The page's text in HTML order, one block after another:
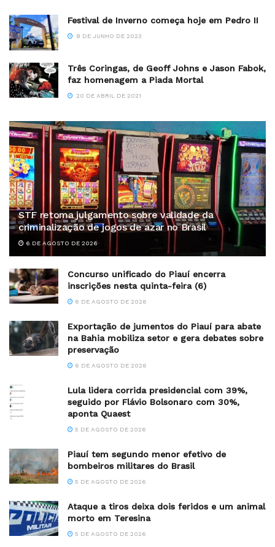
Festival de Inverno começa hoje em Pedro II
8 DE JUNHO DE 2023
Três Coringas, de Geoff Johns e Jason Fabok,
faz homenagem a Piada Mortal
20 DE ABRIL DE 2021
STF retoma julgamento sobre validade da
criminalização de jogos de azar no Brasil
6 DE AGOSTO DE 2026
Concurso unificado do Piauí encerra
inscrições nesta quinta-feira (6)
6 DE AGOSTO DE 2026
Exportação de jumentos do Piauí para abate
na Bahia mobiliza setor e gera debates sobre
preservação
6 DE AGOSTO DE 2026
Lula lidera corrida presidencial com 39%,
seguido por Flávio Bolsonaro com 30%,
aponta Quaest
5 DE AGOSTO DE 2026
Piauí tem segundo menor efetivo de
bombeiros militares do Brasil
5 DE AGOSTO DE 2026
Ataque a tiros deixa dois feridos e um animal
morto em Teresina
5 DE AGOSTO DE 2026